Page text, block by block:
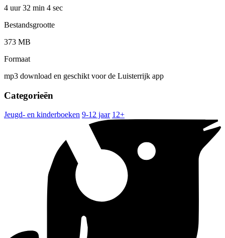
4 uur 32 min 4 sec
Bestandsgrootte
373 MB
Formaat
mp3 download en geschikt voor de Luisterrijk app
Categorieën
Jeugd- en kinderboeken 9-12 jaar 12+